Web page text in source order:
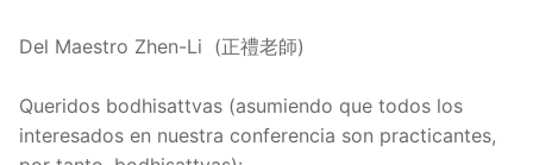
Del Maestro Zhen-Li (正禮老師)
Queridos bodhisattvas (asumiendo que todos los
interesados en nuestra conferencia son practicantes,